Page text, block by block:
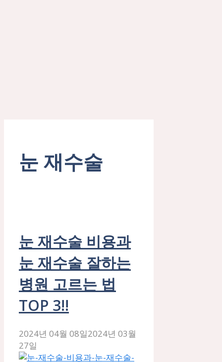
눈 재수술
눈 재수술 비용과
눈 재수술 잘하는
병원 고르는 법
TOP 3!!
2024년 04월 08일2024년 03월
27일